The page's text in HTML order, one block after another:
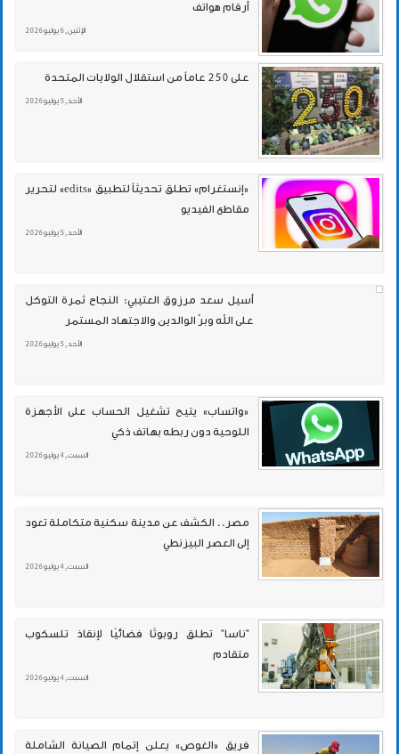
أرقام هواتف
الإثنين , 6 يوليو 2026
على 250 عاماً من استقلال الولايات المتحدة
الأحد , 5 يوليو 2026
«إنستغرام» تطلق تحديثاً لتطبيق «edits» لتحرير
مقاطع الفيديو
الأحد , 5 يوليو 2026
أسيل سعد مرزوق العتيبي: النجاح ثمرة التوكل
على الله وبرّ الوالدين والاجتهاد المستمر
الأحد , 5 يوليو 2026
«واتساب» يتيح تشغيل الحساب على الأجهزة
اللوحية دون ربطه بهاتف ذكي
السبت , 4 يوليو 2026
مصر.. الكشف عن مدينة سكنية متكاملة تعود
إلى العصر البيزنطي
السبت , 4 يوليو 2026
"ناسا" تطلق روبوتًا فضائيًا لإنقاذ تلسكوب
متقادم
السبت , 4 يوليو 2026
فريق «الغوص» يعلن إتمام الصيانة الشاملة